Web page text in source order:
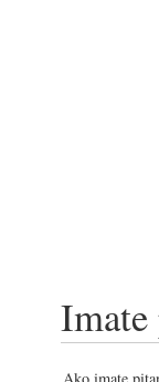
Imate